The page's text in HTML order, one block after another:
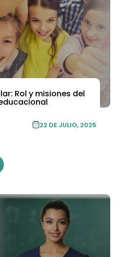
Rol y misiones del
22 DE JULIO, 2025